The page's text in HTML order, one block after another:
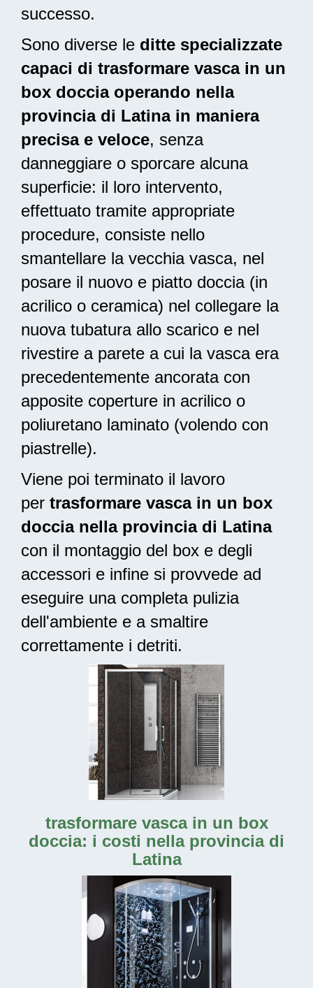
successo.
Sono diverse le ditte specializzate
capaci di trasformare vasca in un
box doccia operando nella
provincia di Latina in maniera
precisa e veloce, senza
danneggiare o sporcare alcuna
superficie: il loro intervento,
effettuato tramite appropriate
procedure, consiste nello
smantellare la vecchia vasca, nel
posare il nuovo e piatto doccia (in
acrilico o ceramica) nel collegare la
nuova tubatura allo scarico e nel
rivestire a parete a cui la vasca era
precedentemente ancorata con
apposite coperture in acrilico o
poliuretano laminato (volendo con
piastrelle).
Viene poi terminato il lavoro
per trasformare vasca in un box
doccia nella provincia di Latina
con il montaggio del box e degli
accessori e infine si provvede ad
eseguire una completa pulizia
dell'ambiente e a smaltire
correttamente i detriti.
trasformare vasca in un box
doccia: i costi nella provincia di
Latina